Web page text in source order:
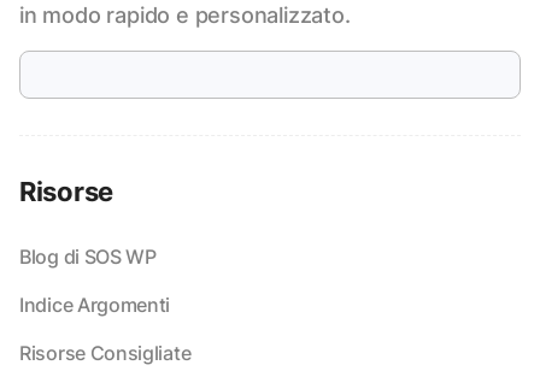
in modo rapido e personalizzato.
Risorse
Blog di SOS WP
Indice Argomenti
Risorse Consigliate